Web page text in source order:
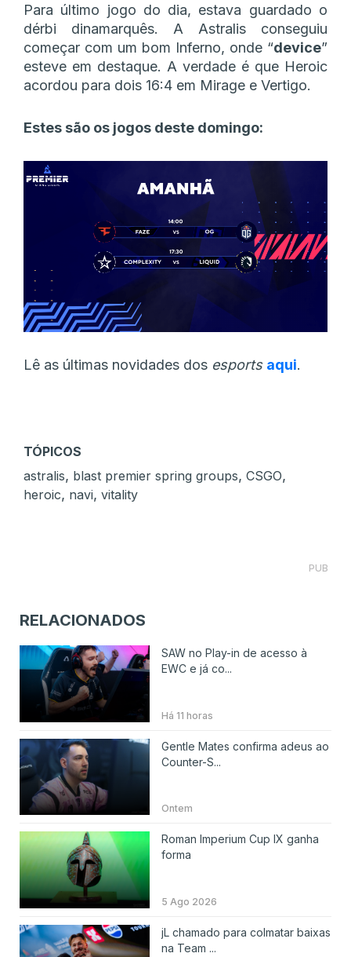
Para último jogo do dia, estava guardado o
dérbi dinamarquês. A Astralis conseguiu
começar com um bom Inferno, onde “device”
esteve em destaque. A verdade é que Heroic
acordou para dois 16:4 em Mirage e Vertigo.
Estes são os jogos deste domingo:
Lê as últimas novidades dos esports aqui.
TÓPICOS
astralis, blast premier spring groups, CSGO,
heroic, navi, vitality
PUB
RELACIONADOS
SAW no Play-in de acesso à
EWC e já co...
Há 11 horas
Gentle Mates confirma adeus ao
Counter-S...
Ontem
Roman Imperium Cup IX ganha
forma
5 Ago 2026
jL chamado para colmatar baixas
na Team ...